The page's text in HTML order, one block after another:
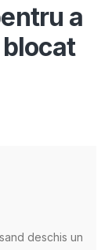
a
deschis un